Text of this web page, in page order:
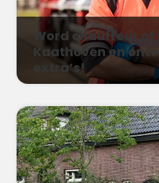
Word chauffeur
Kaathoven en
extra’s!